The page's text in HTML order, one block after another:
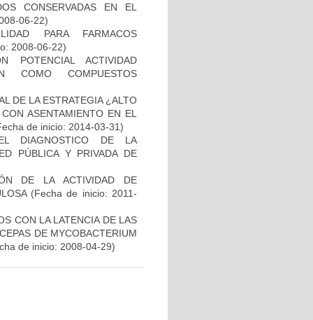
CONSERVADAS EN EL
06-22)
PARA FARMACOS
2008-06-22)
POTENCIAL ACTIVIDAD
COMO COMPUESTOS
DE LA ESTRATEGIA ¿ALTO
ASENTAMIENTO EN EL
de inicio: 2014-03-31)
DIAGNOSTICO DE LA
PÚBLICA Y PRIVADA DE
DE LA ACTIVIDAD DE
(Fecha de inicio: 2011-
CON LA LATENCIA DE LAS
DE MYCOBACTERIUM
de inicio: 2008-04-29)